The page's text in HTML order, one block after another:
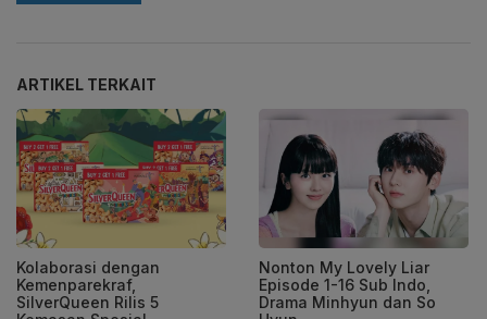
ARTIKEL TERKAIT
Kolaborasi dengan
Kemenparekraf,
SilverQueen Rilis 5
Nonton My Lovely Liar
Episode 1-16 Sub Indo,
Drama Minhyun dan So